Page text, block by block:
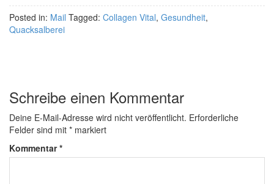
Posted in: Mail Tagged: Collagen Vital, Gesundheit,
Quacksalberei
Schreibe einen Kommentar
Deine E-Mail-Adresse wird nicht veröffentlicht. Erforderliche
Felder sind mit * markiert
Kommentar*